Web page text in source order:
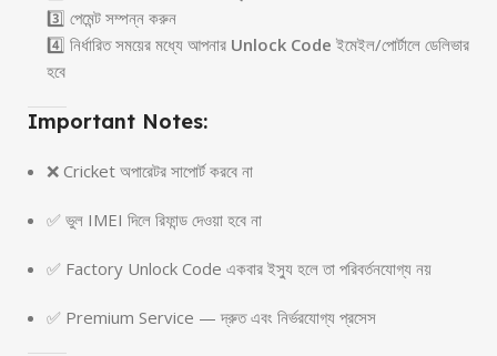
3️⃣ পেমেন্ট সম্পন্ন করুন
4️⃣ নির্ধারিত সময়ের মধ্যে আপনার Unlock Code ইমেইল/পোর্টালে ডেলিভার
হবে
Important Notes:
❌ Cricket অপারেটর সাপোর্ট করবে না
✅ ভুল IMEI দিলে রিফান্ড দেওয়া হবে না
✅ Factory Unlock Code একবার ইস্যু হলে তা পরিবর্তনযোগ্য নয়
✅ Premium Service — দ্রুত এবং নির্ভরযোগ্য প্রসেস